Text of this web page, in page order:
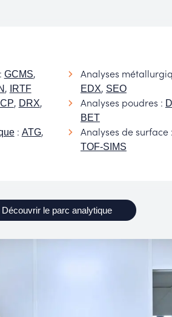
GCMS,
, IRTF
ICP, DRX,
: ATG,
Analyses
EDX, SEO
Analyses poudres :
BET
Analyses de surface :
TOF-SIMS
Découvrir le parc analytique